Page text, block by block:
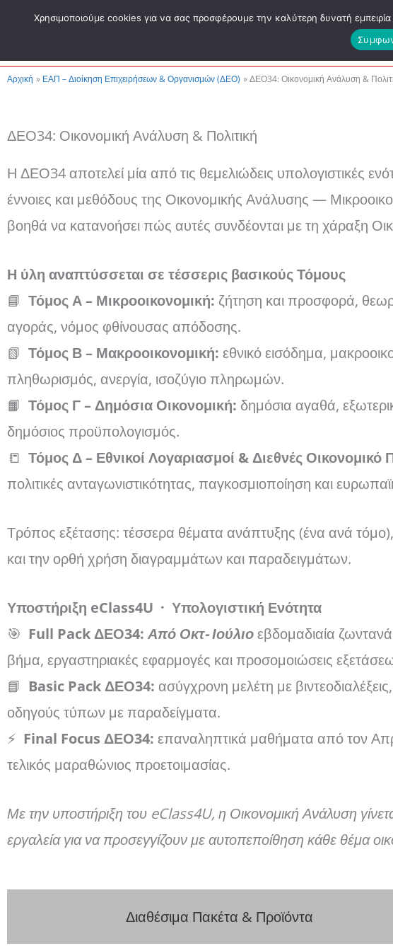
Μετάβαση
περιεχόμενο
Αρχική ΕΑΠ – Διοίκηση Επιχειρήσεων & Οργανισμών (ΔΕΟ) ΔΕΟ34: Οικονομική Ανάλυση &
ΔΕΟ34: Οικονομική Ανάλυση & Πολιτική
Η ΔΕΟ34 αποτελεί μία από τις θεμελιώδεις υπολογιστικές
έννοιες και μεθόδους της Οικονομικής Ανάλυσης —
βοηθά να κατανοήσει πώς αυτές συνδέονται με τη χάραξη
Η ύλη αναπτύσσεται σε τέσσερις βασικούς Τόμους
📘 Τόμος Α – Μικροοικονομική: ζήτηση και προσφορά,
αγοράς, νόμος φθίνουσας απόδοσης.
📗 Τόμος Β – Μακροοικονομική: εθνικό εισόδημα,
πληθωρισμός, ανεργία, ισοζύγιο πληρωμών.
📙 Τόμος Γ – Δημόσια Οικονομική: δημόσια αγαθά,
δημόσιος προϋπολογισμός.
📒 Τόμος Δ – Εθνικοί Λογαριασμοί & Διεθνές Οικονομικό
πολιτικές ανταγωνιστικότητας, παγκοσμιοποίηση και
Τρόπος εξέτασης: τέσσερα θέματα ανάπτυξης (ένα ανά
και την ορθή χρήση διαγραμμάτων και παραδειγμάτων.
Υποστήριξη eClass4U · Υπολογιστική Ενότητα
🎯 Full Pack ΔΕΟ34: Από Οκτ- Ιούλιοεβδομαδιαία
βήμα, εργαστηριακές εφαρμογές και προσομοιώσεις
📘 Basic Pack ΔΕΟ34: ασύγχρονη μελέτη με
οδηγούς τύπων με παραδείγματα.
⚡ Final Focus ΔΕΟ34: επαναληπτικά μαθήματα από τον
τελικός μαραθώνιος προετοιμασίας.
Με την υποστήριξη του eClass4U, η Οικονομική Ανάλυση
εργαλεία για να προσεγγίζουν με αυτοπεποίθηση κάθε θέμα
Διαθέσιμα Πακέτα & Προϊόντα​
Χρησιμοποιούμε cookies για να σας προσφέρουμε την καλύτερη δυνατή